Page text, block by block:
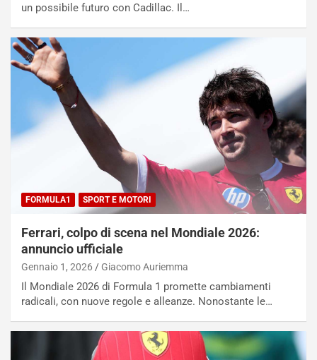
un possibile futuro con Cadillac. Il…
FORMULA1 SPORT E MOTORI
Ferrari, colpo di scena nel Mondiale 2026:
annuncio ufficiale
Gennaio 1, 2026 Giacomo Auriemma
Il Mondiale 2026 di Formula 1 promette cambiamenti
radicali, con nuove regole e alleanze. Nonostante le…